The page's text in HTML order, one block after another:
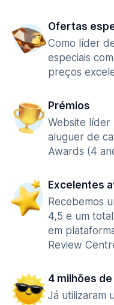
Ofertas
Como líder
especiais
preços
Prémios
Website líder
aluguer de
Awards (4
Excelentes
Recebemos
4,5 e um
em
Review
4 milhões
Já utilizaram